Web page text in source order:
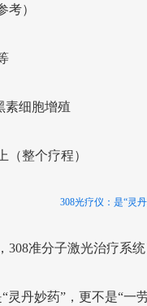
考）
素细胞增殖
（整个疗程）
308光疗仪：是“灵
308准分子激光治疗系
灵丹妙药”，更不是“一